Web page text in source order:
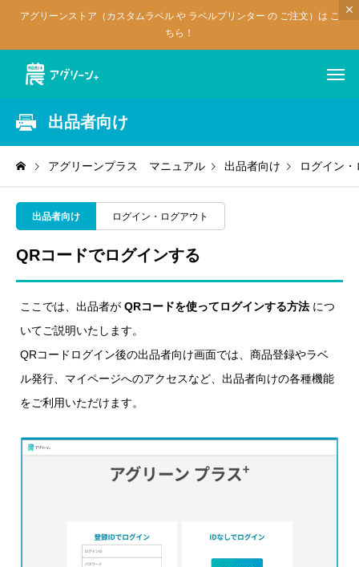
アグリーンストア（カスタムラベル や ラベルプリンター の ご注文）は こ
ちら！
出品者向け
アグリーンプラス マニュアル 出品者向け ログイン
出品者向け ログイン・ログアウト
QRコードでログインする
ここでは、出品者が QRコードを使ってログインする方法 につ
いてご説明いたします。
QRコードログイン後の出品者向け画面では、商品登録やラベ
ル発行、マイページへのアクセスなど、出品者向けの各種機能
をご利用いただけます。